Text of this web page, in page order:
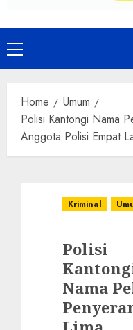
Primary
Menu
Home
Umum
Polisi Kantongi Nama
Anggota Polisi Empat
Kriminal
Polisi
Nama